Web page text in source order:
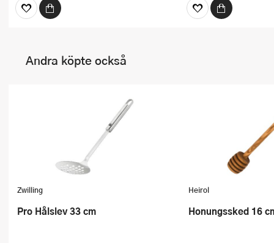
Andra köpte också
Zwilling
Pro Hålslev 33 cm
Heirol
Honungssked 16